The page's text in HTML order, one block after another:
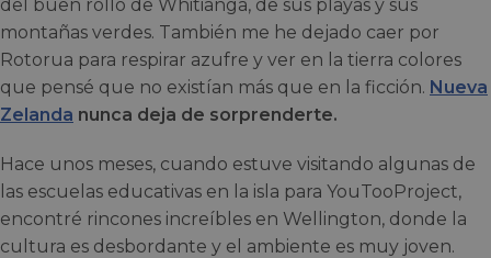
del buen rollo de Whitianga, de sus playas y sus
montañas verdes. También me he dejado caer por
Rotorua para respirar azufre y ver en la tierra colores
que pensé que no existían más que en la ficción. Nueva
Zelanda nunca deja de sorprenderte.
Hace unos meses, cuando estuve visitando algunas de
las escuelas educativas en la isla para YouTooProject,
encontré rincones increíbles en Wellington, donde la
cultura es desbordante y el ambiente es muy joven.